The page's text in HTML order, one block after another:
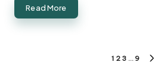
Read More
Indlægsinddeling
1 2 3 … 9